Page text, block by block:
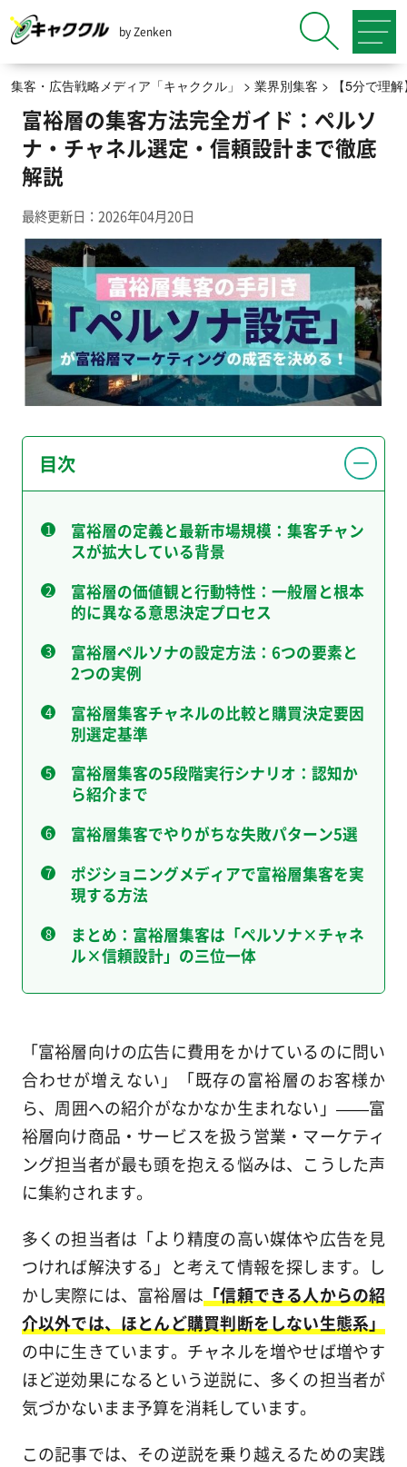
by Zenken
集客・広告戦略メディア「キャククル」 > 業界別集客 > 【5分で理
富裕層の集客方法完全ガイド：ペルソ
ナ・チャネル選定・信頼設計まで徹底
解説
最終更新日：2026年04月20日
目次
富裕層の定義と最新市場規模：集客チャン
スが拡大している背景
富裕層の価値観と行動特性：一般層と根本
的に異なる意思決定プロセス
富裕層ペルソナの設定方法：6つの要素と
2つの実例
富裕層集客チャネルの比較と購買決定要因
別選定基準
富裕層集客の5段階実行シナリオ：認知か
ら紹介まで
富裕層集客でやりがちな失敗パターン5選
ポジショニングメディアで富裕層集客を実
現する方法
まとめ：富裕層集客は「ペルソナ×チャネ
ル×信頼設計」の三位一体
「富裕層向けの広告に費用をかけているのに問い
合わせが増えない」「既存の富裕層のお客様か
ら、周囲への紹介がなかなか生まれない」——富
裕層向け商品・サービスを扱う営業・マーケティ
ング担当者が最も頭を抱える悩みは、こうした声
に集約されます。
多くの担当者は「より精度の高い媒体や広告を見
つければ解決する」と考えて情報を探します。し
かし実際には、富裕層は 「信頼できる人からの紹
介以外では、ほとんど購買判断をしない生態系」
の中に生きています。チャネルを増やせば増やす
ほど逆効果になるという逆説に、多くの担当者が
気づかないまま予算を消耗しています。
この記事では、その逆説を乗り越えるための実践